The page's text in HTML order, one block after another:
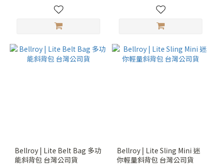
Bellroy | Lite Belt Bag 多功
能斜背包 台灣公司貨
Bellroy | Lite Sling Mini 迷
你輕量斜背包 台灣公司貨